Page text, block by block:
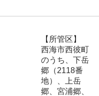
【所管区】
西海市西彼町
のうち、下岳
郷（2118番
地）、上岳
郷、宮浦郷、